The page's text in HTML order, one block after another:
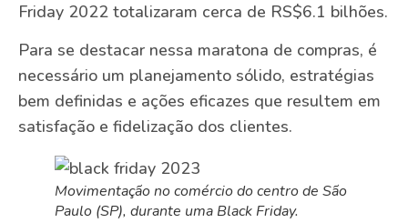
Friday 2022 totalizaram cerca de RS$6.1 bilhões.
Para se destacar nessa maratona de compras, é
necessário um planejamento sólido, estratégias
bem definidas e ações eficazes que resultem em
satisfação e fidelização dos clientes.
Movimentação no comércio do centro de São
Paulo (SP), durante uma Black Friday.